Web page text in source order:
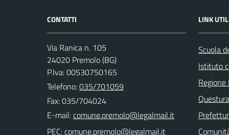
CONTATTI
Via Ranica n. 105
24020 Premolo (BG)
P.Iva: 00530750165
Telefono:035/701059
Fax: 035/704024
E-mail:
PEC:
LINK
Scuola
Istituto
Regione